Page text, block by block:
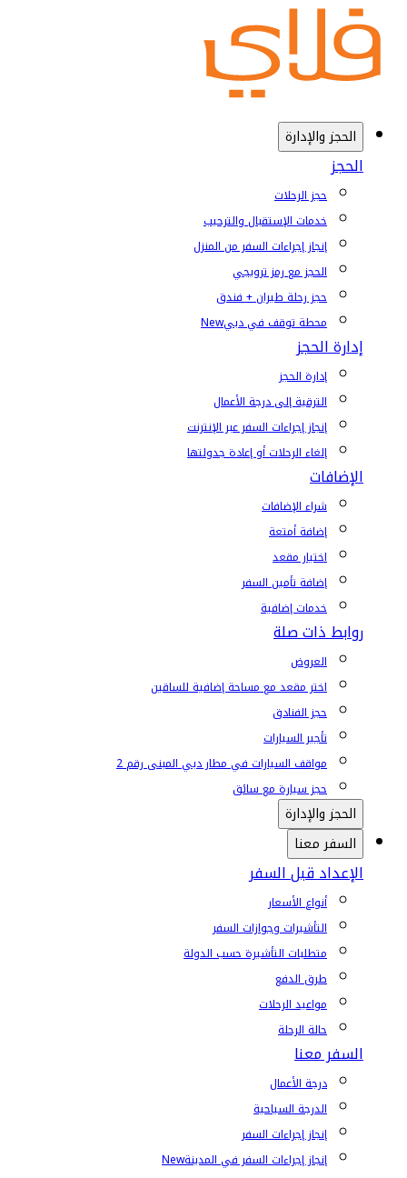
الحجز والإدارة
الحجز
حجز الرحلات
خدمات الإستقبال والترحيب
إنجاز إجراءات السفر من المنزل
الحجز مع رمز ترويجي
حجز رحلة طيران + فندق
محطة توقف في دبيNew
إدارة الحجز
إدارة الحجز
الترقية إلى درجة الأعمال
إنجاز إجراءات السفر عبر الإنترنت
إلغاء الرحلات أو إعادة جدولتها
الإضافات
شراء الإضافات
إضافة أمتعة
اختيار مقعد
إضافة تأمين السفر
خدمات إضافية
روابط ذات صلة
العروض
اختر مقعد مع مساحة إضافية للساقين
حجز الفنادق
تأجير السيارات
مواقف السيارات في مطار دبي المبنى رقم 2
حجز سيارة مع سائق
الحجز والإدارة
السفر معنا
الإعداد قبل السفر
أنواع الأسعار
التأشيرات وجوازات السفر
متطلبات التأشيرة حسب الدولة
طرق الدفع
مواعيد الرحلات
حالة الرحلة
السفر معنا
درجة الأعمال
الدرجة السياحية
إنجاز إجراءات السفر
إنجاز إجراءات السفر في المدينةNew